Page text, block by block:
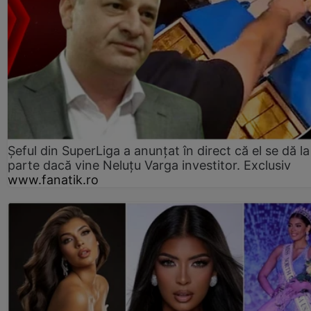
Șeful din SuperLiga a anunțat în direct că el se dă
parte dacă vine Neluțu Varga investitor. Exclusiv
www.fanatik.ro